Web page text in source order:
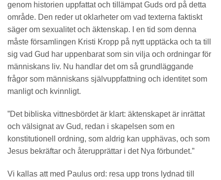
genom historien uppfattat och tillämpat Guds ord på detta
område. Den reder ut oklarheter om vad texterna faktiskt
säger om sexualitet och äktenskap. I en tid som denna
måste församlingen Kristi Kropp på nytt upptäcka och ta till
sig vad Gud har uppenbarat som sin vilja och ordningar för
människans liv. Nu handlar det om så grundläggande
frågor som människans självuppfattning och identitet som
manligt och kvinnligt.
”Det bibliska vittnesbördet är klart: äktenskapet är inrättat
och välsignat av Gud, redan i skapelsen som en
konstitutionell ordning, som aldrig kan upphävas, och som
Jesus bekräftar och återupprättar i det Nya förbundet.”
Vi kallas att med Paulus ord: resa upp trons lydnad till